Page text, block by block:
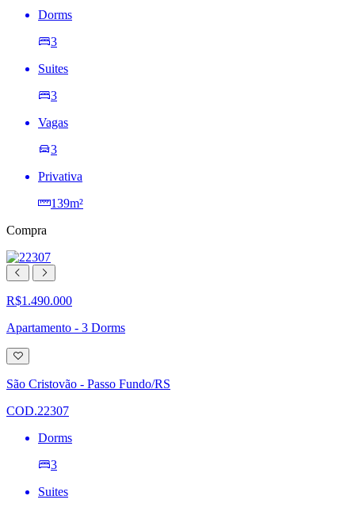
Dorms
3
Suites
3
Vagas
3
Privativa
139m²
Compra
R$1.490.000
Apartamento - 3 Dorms
Adicionar
à
lista
de
São Cristovão - Passo Fundo/RS
COD.22307
Dorms
3
Suites